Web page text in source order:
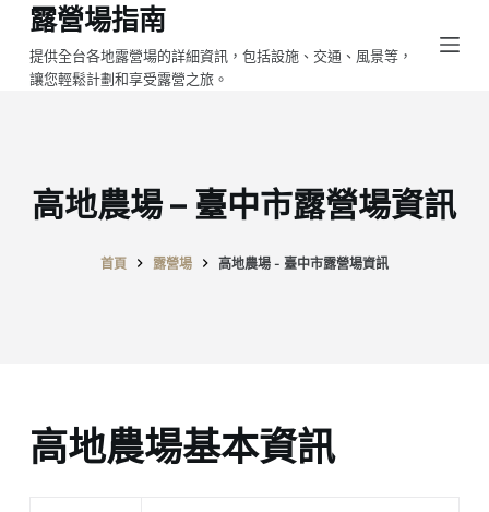
跳
至
主
露營場指南
提供全台各地露營場的詳細資訊，包括設施、交通、風景等，
讓您輕鬆計劃和享受露營之旅。
高地農場 – 臺中市露營場資訊
首頁 露營場 高地農場 - 臺中市露營場資訊
高地農場基本資訊